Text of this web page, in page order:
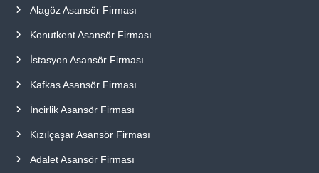
Alagöz Asansör Firması
Konutkent Asansör Firması
İstasyon Asansör Firması
Kafkas Asansör Firması
İncirlik Asansör Firması
Kızılçaşar Asansör Firması
Adalet Asansör Firması